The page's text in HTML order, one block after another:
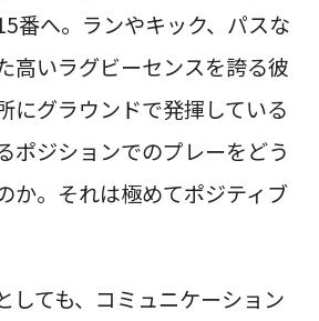
番へ。ランやキック、パスな
高いラグビーセンスを誇る彼
にグラウンドで発揮している
ポジションでのプレーをどう
か。それは極めてポジティブ
しても、コミュニケーション